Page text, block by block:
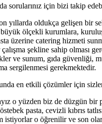
sorularınız için bizi takip
yıllarda oldukça gelişen bir
ölçekli kurumlara,
üzerine catering hizmeti
şekline sahip olması
ve sunum, gıda güvenliği,
sergilenmesi gerekmektedir.
en etkili çözümler için
o yüzden biz de düzgün bir
pasta, cevizli kıbrıs
istiyorlar o öğrenilir ve son